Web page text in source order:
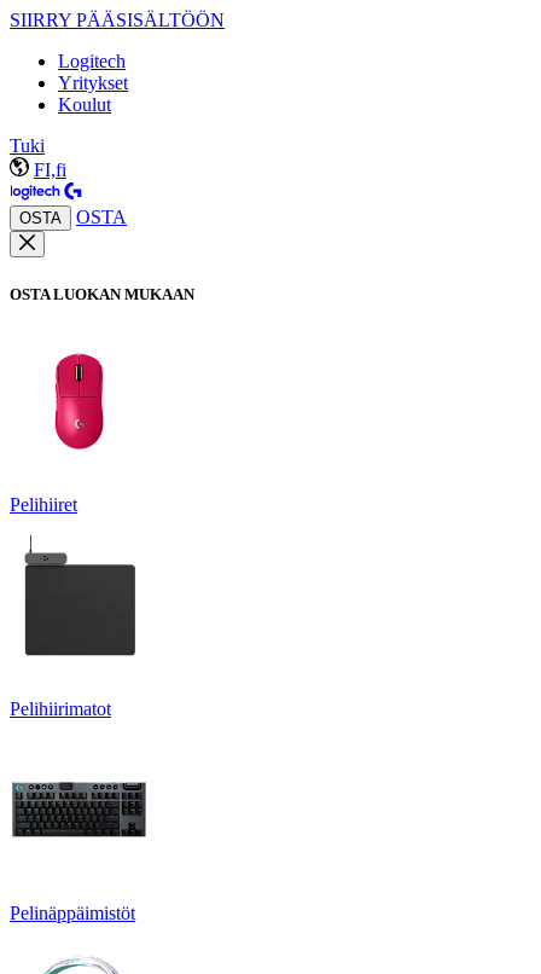
SIIRRY PÄÄSISÄLTÖÖN
Logitech
Yritykset
Koulut
Tuki
FI,fi
OSTA OSTA
OSTA LUOKAN MUKAAN
Pelihiiret
Pelihiirimatot
Pelinäppäimistöt